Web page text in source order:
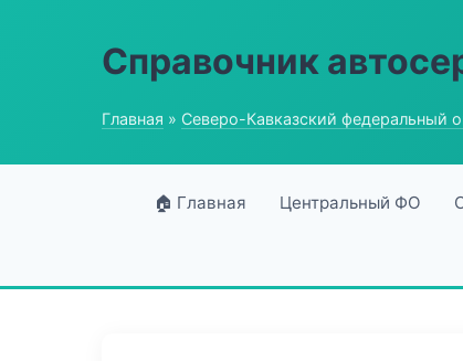
Справочник
Главная » Северо-Кавказский федеральный
🏠 Главная Центральный ФО